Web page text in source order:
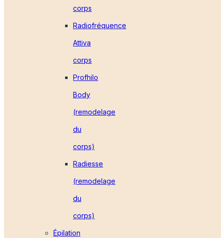
corps
Radiofréquence
Attiva
corps
Profhilo
Body
(remodelage
du
corps)
Radiesse
(remodelage
du
corps)
Épilation